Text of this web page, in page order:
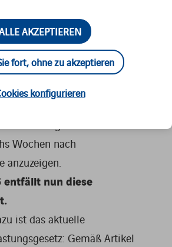
selbst beauftragt werden.
erneuerte Messgeräte
im Auftrag des Verwenders
solchen Messgeräten erfasst,
betroffenen Messgeräte der
Wochen nach
anzuzeigen.
entfällt nun diese
ist das aktuelle
Gemäß Artikel
AKZEPTIEREN
fort, ohne zu akzeptieren
konfigurieren